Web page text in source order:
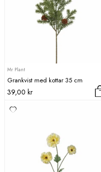
Mr Plant
Grankvist med kottar 35 cm
39,00 kr